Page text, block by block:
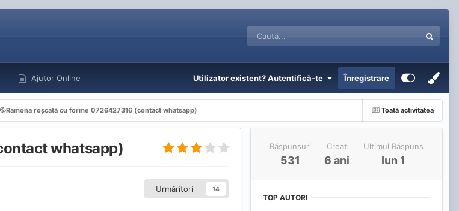
Ajutor Online Utilizator existent? Autentifică-te Înregistrare
Toată activitatea
roșcată cu forme 0726427316 (contact whatsapp)
whatsapp)
Urmăritori 14
Răspunsuri
531
Creat
6 ani
Ultimul Răspuns
Iun 1
TOP AUTORI